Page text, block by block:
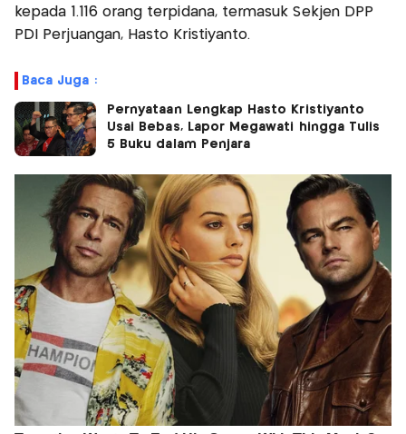
kepada 1.116 orang terpidana, termasuk Sekjen DPP
PDI Perjuangan, Hasto Kristiyanto.
Baca Juga :
Pernyataan Lengkap Hasto Kristiyanto
Usai Bebas, Lapor Megawati hingga Tulis
5 Buku dalam Penjara